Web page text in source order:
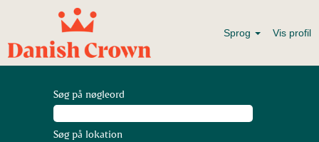
Sprog Vis profil
Søg på nøgleord
Søg på lokation